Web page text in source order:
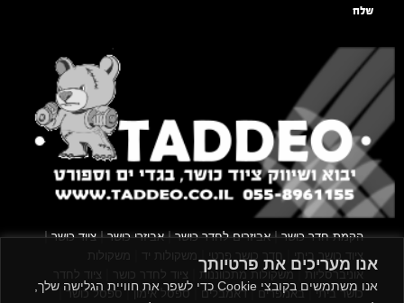
אנו מעריכים את פרטיותך
אנו משתמשים בקובצי Cookie כדי לשפר את חוויית הגלישה שלך,
שלח
הקמת חדר כושר|אביזרים לחדר כושר|אביזרי כושר|ציוד כושר|
ציוד כושר ביתי חדר כושר פרטי משקולות יד
משקולות
אוניברסליות | משקולות מתכווננות ציוד לחדר כושר
ציוד לחדר
כושר ביתי|באמפרים |דאמבלים |ספסל אימון | ספסל כושר|